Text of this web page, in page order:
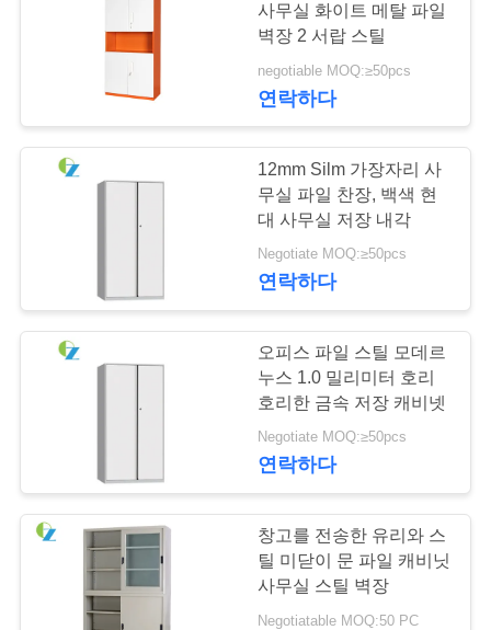
주
뉴
용
문
사무실 화이트 메탈 파일
벽장 2 서랍 스틸
negotiable MOQ:≥50pcs
연락하다
12mm Silm 가장자리 사
무실 파일 찬장, 백색 현
대 사무실 저장 내각
Negotiate MOQ:≥50pcs
연락하다
오피스 파일 스틸 모데르
누스 1.0 밀리미터 호리
호리한 금속 저장 캐비넷
Negotiate MOQ:≥50pcs
연락하다
창고를 전송한 유리와 스
틸 미닫이 문 파일 캐비닛
사무실 스틸 벽장
Negotiatable MOQ:50 PC